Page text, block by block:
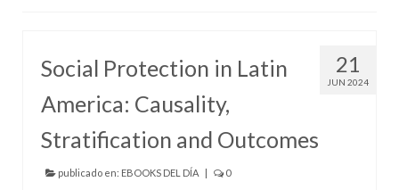
RECURSOS
OTRAS FUENTES
TUTORIALES
21
JUN 2024
Social Protection in Latin
America: Causality,
Stratification and Outcomes
publicado en: EBOOKS DEL DÍA | 0